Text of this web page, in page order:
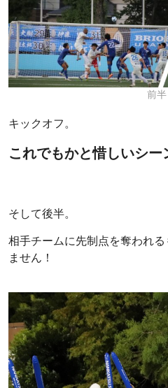
前半
キックオフ。
これでもかと惜しいシー
そして後半。
相手チームに先制点を奪われ
ません！